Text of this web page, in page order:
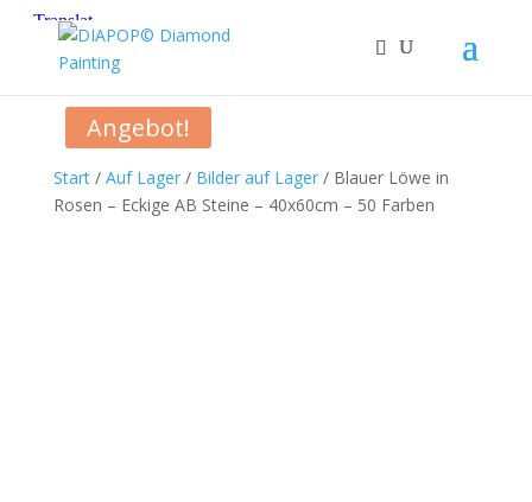
Start/ Auf Lager/ Bilder auf Lager/ Blauer Löwe in
Rosen – Eckige AB Steine – 40x60cm – 50 Farben
Angebot!